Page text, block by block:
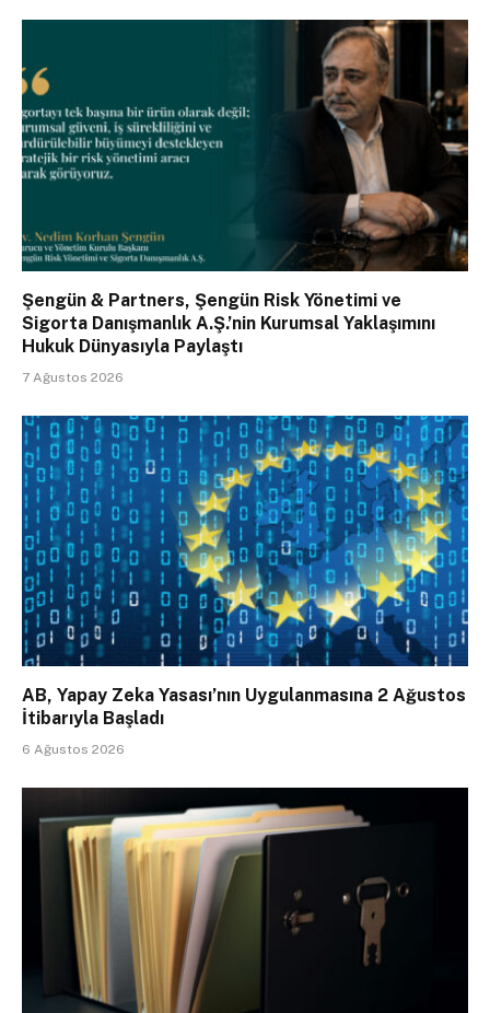
Şengün & Partners, Şengün Risk Yönetimi ve
Sigorta Danışmanlık A.Ş.’nin Kurumsal Yaklaşımını
Hukuk Dünyasıyla Paylaştı
7 Ağustos 2026
AB, Yapay Zeka Yasası’nın Uygulanmasına 2 Ağustos
İtibarıyla Başladı
6 Ağustos 2026